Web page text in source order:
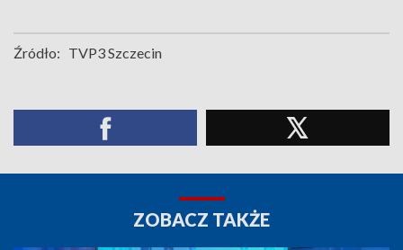
Źródło: TVP3 Szczecin
ZOBACZ TAKŻE